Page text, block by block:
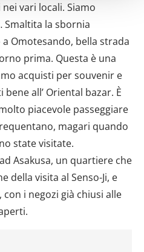
di caratteristiche specifiche
elaborati i tuoi dati personali
nella
sezione dettagli
in qualsiasi momento
contenuti ed
dei social media e per
inoltre
utilizzi il nostro sito con i
di analisi dei dati web,
potrebbero combinarle
fornito loro o che hanno
servizi.
vari locali. Siamo
Smaltita la sbornia
Omotesando, bella strada
prima. Questa è una
acquisti per souvenir e
all’ Oriental bazar. È
piacevole passeggiare
magari quando
state visitate.
Asakusa, un quartiere che
della visita al Senso-Ji, e
con i negozi già chiusi alle